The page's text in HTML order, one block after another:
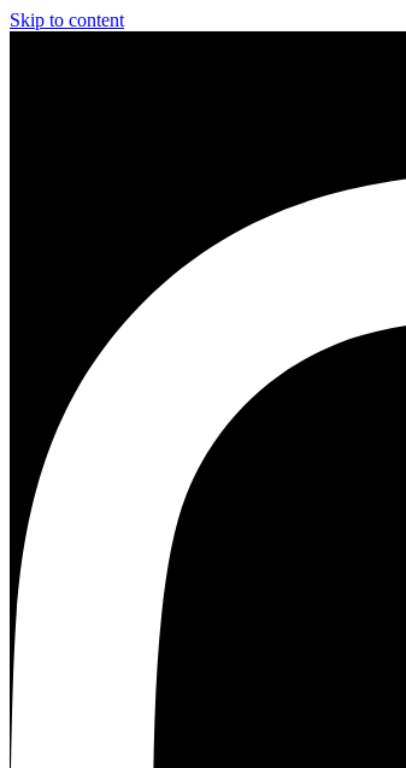
Skip to content